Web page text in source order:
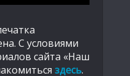
С условиями
сайта «Наш
здесь.